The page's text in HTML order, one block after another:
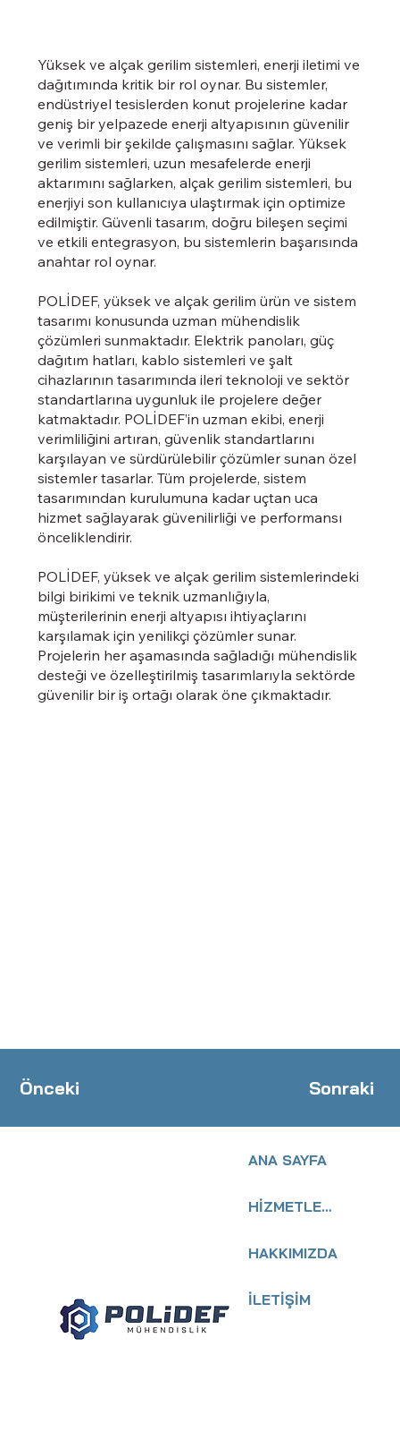
Yüksek ve alçak gerilim sistemleri, enerji iletimi ve
dağıtımında kritik bir rol oynar. Bu sistemler,
endüstriyel tesislerden konut projelerine kadar
geniş bir yelpazede enerji altyapısının güvenilir
ve verimli bir şekilde çalışmasını sağlar. Yüksek
gerilim sistemleri, uzun mesafelerde enerji
aktarımını sağlarken, alçak gerilim sistemleri, bu
enerjiyi son kullanıcıya ulaştırmak için optimize
edilmiştir. Güvenli tasarım, doğru bileşen seçimi
ve etkili entegrasyon, bu sistemlerin başarısında
anahtar rol oynar.
POLİDEF, yüksek ve alçak gerilim ürün ve sistem
tasarımı konusunda uzman mühendislik
çözümleri sunmaktadır. Elektrik panoları, güç
dağıtım hatları, kablo sistemleri ve şalt
cihazlarının tasarımında ileri teknoloji ve sektör
standartlarına uygunluk ile projelere değer
katmaktadır. POLİDEF’in uzman ekibi, enerji
verimliliğini artıran, güvenlik standartlarını
karşılayan ve sürdürülebilir çözümler sunan özel
sistemler tasarlar. Tüm projelerde, sistem
tasarımından kurulumuna kadar uçtan uca
hizmet sağlayarak güvenilirliği ve performansı
önceliklendirir.
POLİDEF, yüksek ve alçak gerilim sistemlerindeki
bilgi birikimi ve teknik uzmanlığıyla,
müşterilerinin enerji altyapısı ihtiyaçlarını
karşılamak için yenilikçi çözümler sunar.
Projelerin her aşamasında sağladığı mühendislik
desteği ve özelleştirilmiş tasarımlarıyla sektörde
güvenilir bir iş ortağı olarak öne çıkmaktadır.
Önceki Sonraki
ANA SAYFA
HİZMETLERİMİZ
HAKKIMIZDA
İLETİŞİM